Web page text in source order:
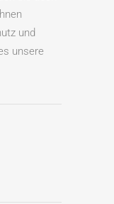
und
unsere